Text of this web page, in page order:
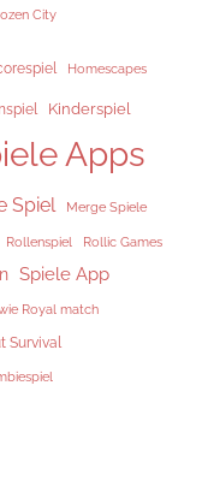
City
Homescapes
Kinderspiel
Apps
Spiel Merge Spiele
Rollenspiel Rollic Games
Spiele App
Royal match
Survival